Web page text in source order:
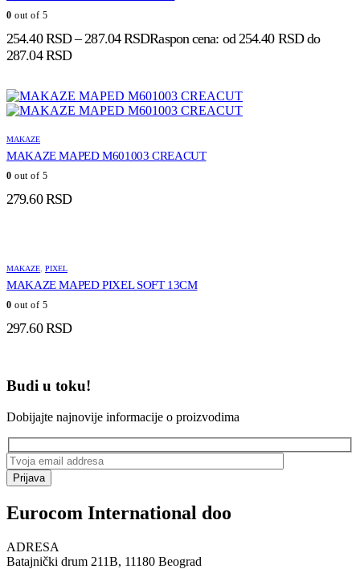
0 out of 5
254.40RSD – 287.04RSDRaspon cena: od 254.40 RSD do
287.04 RSD
MAKAZE
MAKAZE MAPED M601003 CREACUT
0 out of 5
279.60RSD
MAKAZE PIXEL
MAKAZE MAPED PIXEL SOFT 13CM
0 out of 5
297.60RSD
Budi u toku!
Dobijajte najnovije informacije o proizvodima
Prijava
Eurocom International doo
ADRESA
Batajnički drum 211B, 11180 Beograd